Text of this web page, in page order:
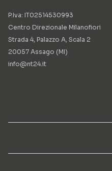
P.Iva: IT02514530993
Centro Direzionale Milanofiori
Strada 4, Palazzo A, Scala 2
20057 Assago (MI)
info@nt24.it